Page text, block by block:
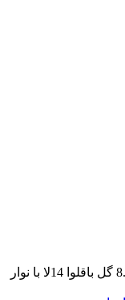
/ لاستیک دبل کویین 15-8.15 گل باقلوا 14لا با نوار